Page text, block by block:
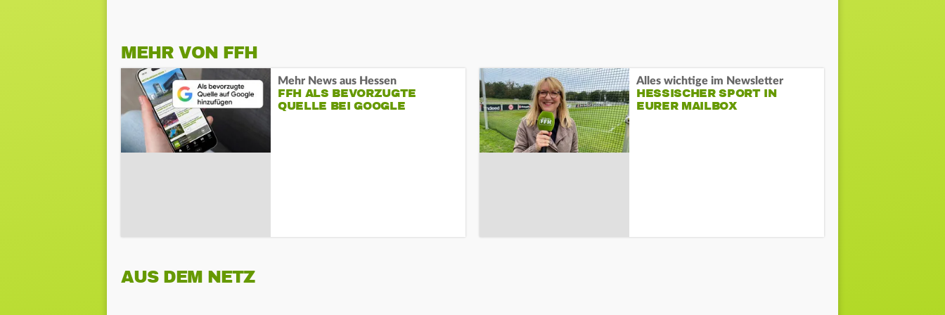
MEHR VON FFH
Mehr News aus Hessen
FFH ALS BEVORZUGTE
QUELLE BEI GOOGLE
Alles wichtige im Newsletter
HESSISCHER SPORT IN
EURER MAILBOX
AUS DEM NETZ